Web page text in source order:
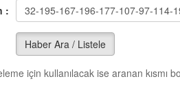
:
Haber Ara / Listele
için kullanılacak ise aranan kısmı